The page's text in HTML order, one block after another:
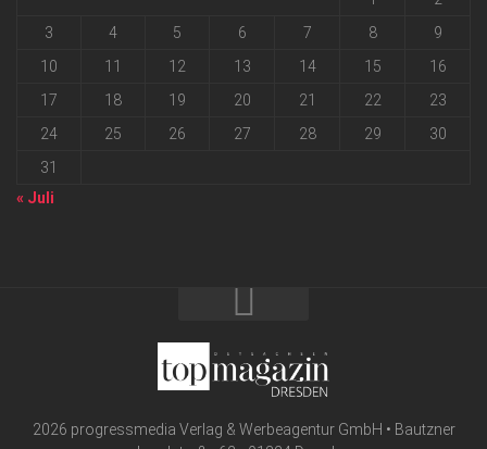
3
4 5 6 7 8
9
10
11 12 13 14 15
16
17
18 19 20 21 22
23
24
25 26 27 28 29
30
31
« Juli
2026 progressmedia Verlag & Werbeagentur GmbH • Bautzner